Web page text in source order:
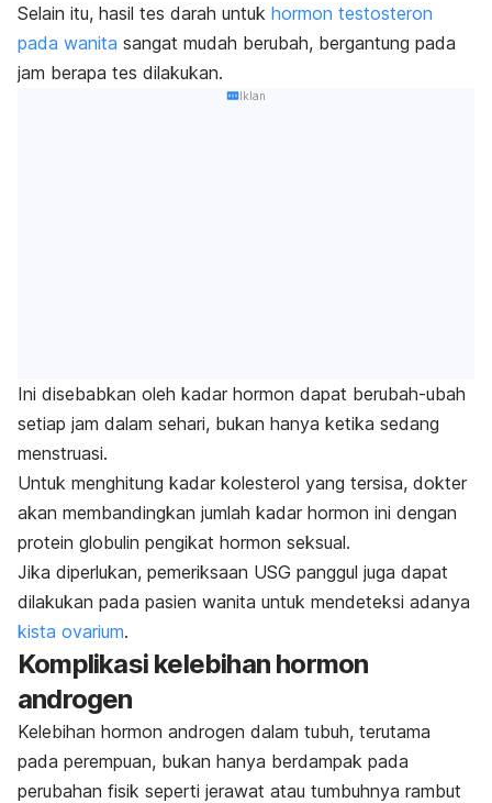
Selain itu, hasil tes darah untuk hormon testosteron
pada wanita sangat mudah berubah, bergantung pada
jam berapa tes dilakukan.
Iklan
Ini disebabkan oleh kadar hormon dapat berubah-ubah
setiap jam dalam sehari, bukan hanya ketika sedang
menstruasi.
Untuk menghitung kadar kolesterol yang tersisa, dokter
akan membandingkan jumlah kadar hormon ini dengan
protein globulin pengikat hormon seksual.
Jika diperlukan, pemeriksaan USG panggul juga dapat
dilakukan pada pasien wanita untuk mendeteksi adanya
kista ovarium.
Komplikasi kelebihan hormon
androgen
Kelebihan hormon androgen dalam tubuh, terutama
pada perempuan, bukan hanya berdampak pada
perubahan fisik seperti jerawat atau tumbuhnya rambut